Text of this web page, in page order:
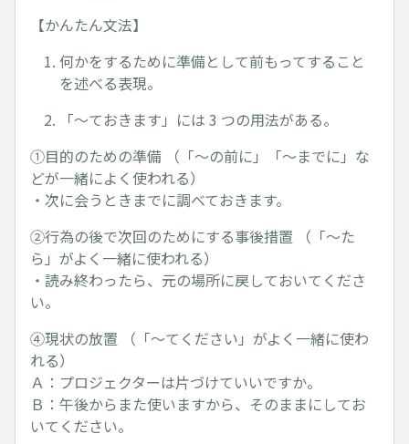
【かんたん文法】
何かをするために準備として前もってすること
を述べる表現。
「～ておきます」には 3 つの用法がある。
①目的のための準備 （「～の前に」「～までに」な
どが一緒によく使われる）
・次に会うときまでに調べておきます。
②行為の後で次回のためにする事後措置 （「～た
ら」がよく一緒に使われる）
・読み終わったら、元の場所に戻しておいてくださ
い。
④現状の放置 （「～てください」がよく一緒に使わ
れる）
Ａ：プロジェクターは片づけていいですか。
Ｂ：午後からまた使いますから、そのままにしてお
いてください。